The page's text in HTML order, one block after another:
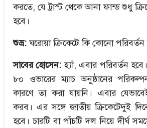
করতে, যে ট্রাস্ট থেকে আনা ফান্ড শুধু
হবে।
শুভ্র:ঘরোয়া ক্রিকেটে কি কোনো
সাবের হোসেন:হ্যাঁ, এবার পরিবর্তন
৮০ ওভারের ম্যাচ অনুষ্ঠানের
কারণে তা করা যায়নি। এবার
করব। এর সঙ্গে জাতীয় ক্রিকেটেদুই
হবে। চারটি বা পাঁচটি দল নিয়ে দীর্ঘ